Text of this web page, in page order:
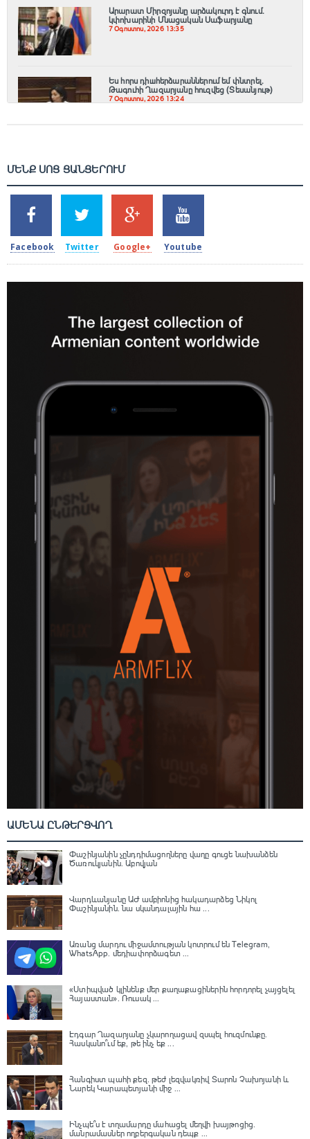
Արարատ Միրզոյանը արձակուրդ է գնում.
կփոխարինի Մնացական Սաֆարյանը
7 Օգոստոս, 2026 13:35
Ես հորս դիшհերձարաններում եմ փնտրել.
Թագուհի Ղազարյանը հուզվեց (Տեսանյութ)
7 Օգոստոս, 2026 13:24
ՄԵՆՔ ՍՈՑ ՑԱՆՑԵՐՈՒՄ
2k
SHARES
Facebook
1.5k
TWEETS
Twitter
203
SHARES
Google+
620
SHARES
Youtube
ԱՄԵՆԱ ԸՆԹԵՐՑՎՈՂ
Փաշինյանին չընդդիմացողները վաղը գուցե նախանձեն
Ծառուկյանին. Աբովյան
Վարդևանյանը ԱԺ ամբիոնից հակադարձեց Նիկոլ
Փաշինյանին․ նա սկանդալային հա ...
Առանց մարդու միջամտության կոտրում են Telegram,
WhatsApp․ մեդիափորձագետ ...
«Ստիպված կլինենք մեր քաղաքացիներին հորդորել չայցելել
Հայաստան»․ Ռուսակ ...
Էդգար Ղազարյանը չկարողացավ զսպել հուզմունքը.
Հասկանո՞ւմ եք, թե ինչ եք ...
Հանգիստ պահի քեզ. թեժ լեզվակռիվ Տարոն Չախոյանի և
Նարեկ Կարապետյանի միջ ...
Ինչպե՞ս է տղամարդը մահացել մեղվի խայթոցից.
մանրամասներ ողբերգական դեպք ...